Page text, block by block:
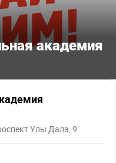
академия
Улы Дала, 9